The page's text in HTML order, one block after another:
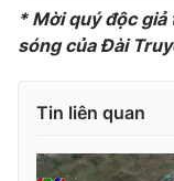
VTV4
* Mời quý độc
sóng của Đài
Tin liên quan